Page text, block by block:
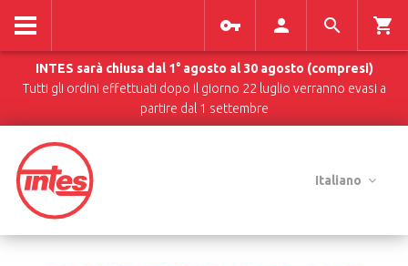
INTES sarà chiusa dal 1° agosto al 30 agosto (compresi)
Tutti gli ordini effettuati dopo il giorno 22 luglio verranno evasi a
partire dal 1 settembre
Italiano